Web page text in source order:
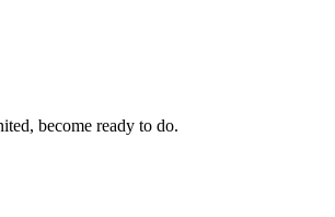
become ready to do.